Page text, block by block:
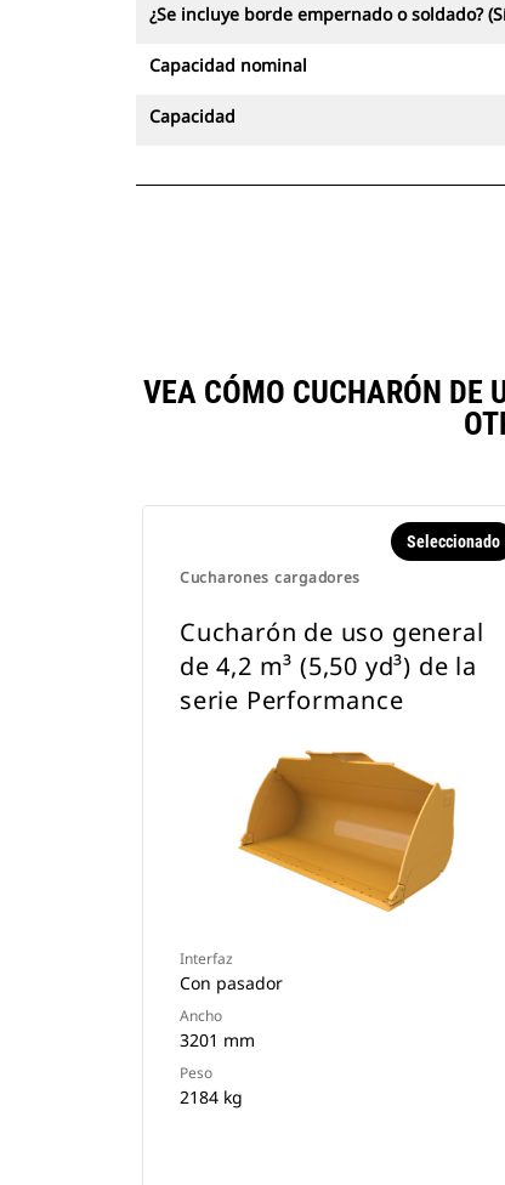
¿Se incluye borde empernado o soldado?
Capacidad nominal
Capacidad
VEA CÓMO CUCHARÓN DE
Cucharones cargadores
Seleccionado
Cucharón de uso general
de 4,2 m³ (5,50 yd³) de la
serie Performance
Interfaz
Con pasador
Ancho
3201 mm
Peso
2184 kg